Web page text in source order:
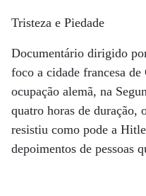
Tristeza e Piedade
Documentário dirigido
foco a cidade francesa
ocupação alemã, na
quatro horas de duração,
resistiu como pode a
depoimentos de pessoas